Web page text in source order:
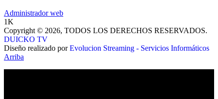
Administrador web
1K
Copyright © 2026, TODOS LOS DERECHOS RESERVADOS.
DUICKO TV
Diseño realizado porEvolucion Streaming - Servicios Informáticos
Arriba